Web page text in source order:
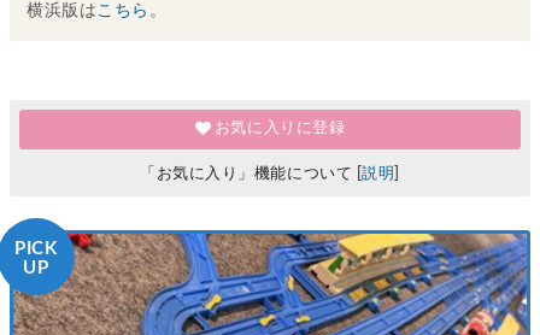
横浜版はこちら 。
お気に入りに登録
「お気に入り」機能について [説明
PICK
UP